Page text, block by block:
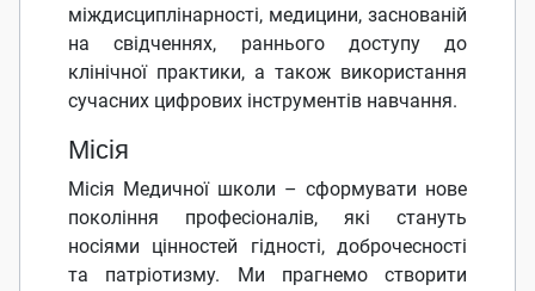
міждисциплінарності, медицини, заснованій
на свідченнях, раннього доступу до
клінічної практики, а також використання
сучасних цифрових інструментів навчання.
Місія
Місія Медичної школи – сформувати нове
покоління професіоналів, які стануть
носіями цінностей гідності, доброчесності
та патріотизму. Ми прагнемо створити